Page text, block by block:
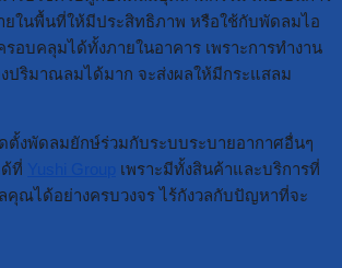
ยในพื้นที่ให้มีประสิทธิภาพ หรือใช้กับพัดลมไอ
รอบคลุมได้ทั้งภายในอาคาร เพราะการทำงาน
ปริมาณลมได้มาก จะส่งผลให้มีกระแสลม
ตั้งพัดลมยักษ์ร่วมกับระบบระบายอากาศอื่นๆ
ที่
เพราะมีทั้งสินค้าและบริการที่
คุณได้อย่างครบวงจร ไร้กังวลกับปัญหาที่จะ